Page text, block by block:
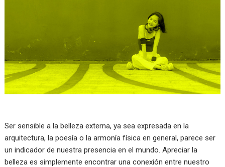
Ser sensible a la belleza externa, ya sea expresada en la
arquitectura, la poesía o la armonía física en general, parece ser
un indicador de nuestra presencia en el mundo. Apreciar la
belleza es simplemente encontrar una conexión entre nuestro